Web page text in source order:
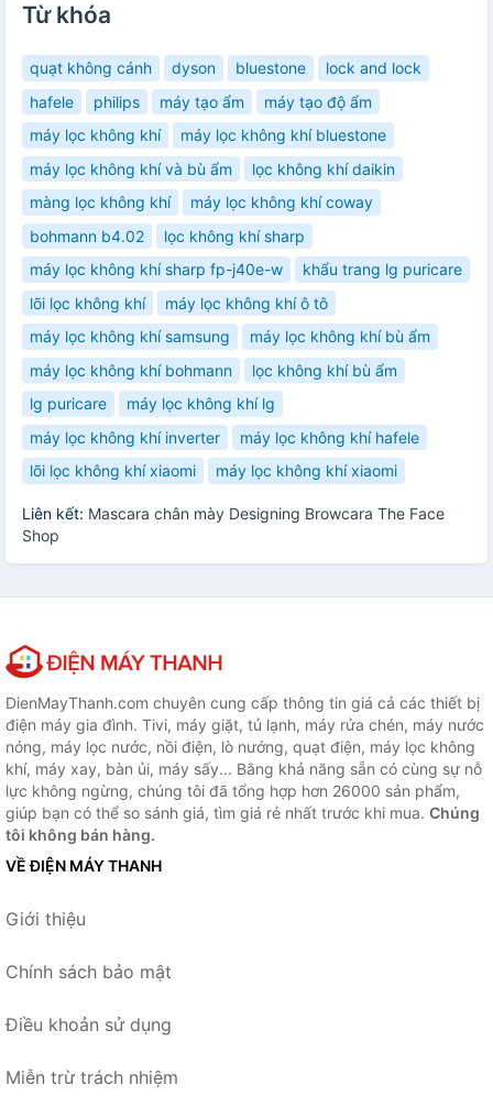
Từ khóa
quạt không cánh dyson bluestone
lock and lock
hafele
philips máy tạo ẩm
máy tạo độ ẩm
máy lọc không khí
máy lọc không khí bluestone
máy lọc không khí và bù ẩm
lọc không khí daikin
màng lọc không khí
máy lọc không khí coway
bohmann b4.02
lọc không khí sharp
máy lọc không khí sharp fp-j40e-w
khẩu trang lg puricare
lõi lọc không khí
máy lọc không khí ô tô
máy lọc không khí samsung
máy lọc không khí bù ẩm
máy lọc không khí bohmann
lọc không khí bù ẩm
lg puricare
máy lọc không khí lg
máy lọc không khí inverter
máy lọc không khí hafele
lõi lọc không khí xiaomi
máy lọc không khí xiaomi
Liên kết: Mascara chân mày Designing Browcara The Face
Shop
DienMayThanh.com chuyên cung cấp thông tin giá cả các thiết bị
điện máy gia đình. Tivi, máy giặt, tủ lạnh, máy rửa chén, máy nước
nóng, máy lọc nước, nồi điện, lò nướng, quạt điện, máy lọc không
khí, máy xay, bàn ủi, máy sấy... Bằng khả năng sẵn có cùng sự nỗ
lực không ngừng, chúng tôi đã tổng hợp hơn 26000 sản phẩm,
giúp bạn có thể so sánh giá, tìm giá rẻ nhất trước khi mua. Chúng
tôi không bán hàng.
VỀ ĐIỆN MÁY THANH
Giới thiệu
Chính sách bảo mật
Điều khoản sử dụng
Miễn trừ trách nhiệm